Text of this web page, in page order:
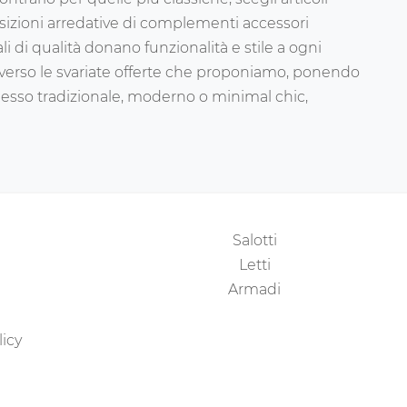
arredative di complementi accessori
di qualità donano funzionalità e stile a ogni
le svariate offerte che proponiamo, ponendo
tradizionale, moderno o minimal chic,
Salotti
Letti
Armadi